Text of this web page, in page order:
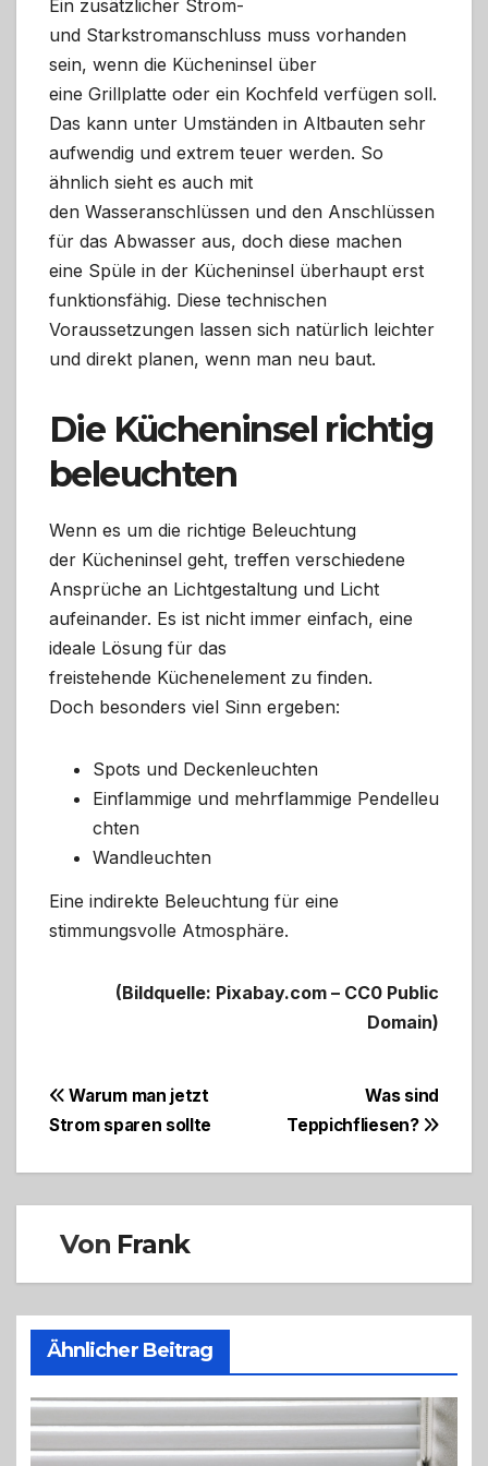
Ein zusätzlicher Strom-
und Starkstromanschluss muss vorhanden
sein, wenn die Kücheninsel über
eine Grillplatte oder ein Kochfeld verfügen soll.
Das kann unter Umständen in Altbauten sehr
aufwendig und extrem teuer werden. So
ähnlich sieht es auch mit
den Wasseranschlüssen und den Anschlüssen
für das Abwasser aus, doch diese machen
eine Spüle in der Kücheninsel überhaupt erst
funktionsfähig. Diese technischen
Voraussetzungen lassen sich natürlich leichter
und direkt planen, wenn man neu baut.
Die Kücheninsel richtig
beleuchten
Wenn es um die richtige Beleuchtung
der Kücheninsel geht, treffen verschiedene
Ansprüche an Lichtgestaltung und Licht
aufeinander. Es ist nicht immer einfach, eine
ideale Lösung für das
freistehende Küchenelement zu finden.
Doch besonders viel Sinn ergeben:
Spots und Deckenleuchten
Einflammige und mehrflammige Pendelleu
chten
Wandleuchten
Eine indirekte Beleuchtung für eine
stimmungsvolle Atmosphäre.
(Bildquelle: Pixabay.com – CC0 Public
Domain)
Beitragsnavigation
Was sind
Teppichfliesen?
Warum man jetzt
Strom sparen sollte
Von Frank
Ähnlicher Beitrag